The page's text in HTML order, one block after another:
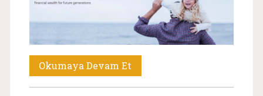
Okumaya Devam Et
Sonu